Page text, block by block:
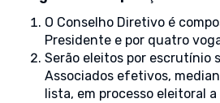
O Conselho Diretivo é
Presidente e por quatro
Serão eleitos por escrutínio
Associados efetivos,
lista, em processo eleitoral